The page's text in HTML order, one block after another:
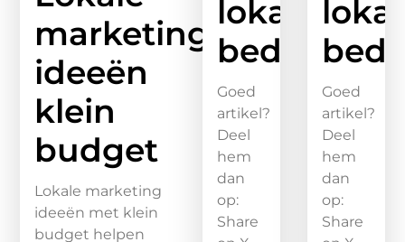
marketing
ideeën
klein
budget
Lokale marketing
ideeën met klein
budget helpen
lokale
bedrijven
Goed
artikel?
Deel
hem
dan
op:
Share
Goed
artikel?
Deel
hem
dan
op:
Share